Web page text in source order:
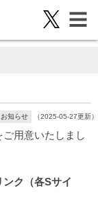
お知らせ （2025-05-27更新）
用意いたしまし
ク（各Sサイ